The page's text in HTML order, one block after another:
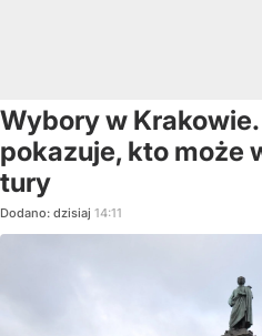
Wybory w
pokazuje, kto może
tury
Dodano: dzisiaj 14:11